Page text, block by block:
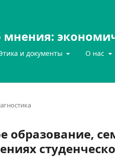
и документы О нас
образование,